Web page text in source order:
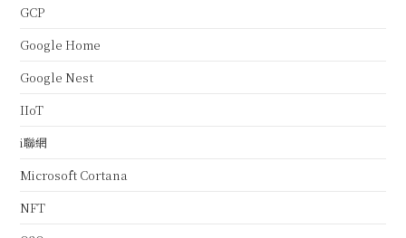
GCP
Google Home
Google Nest
IIoT
i聯網
Microsoft Cortana
NFT